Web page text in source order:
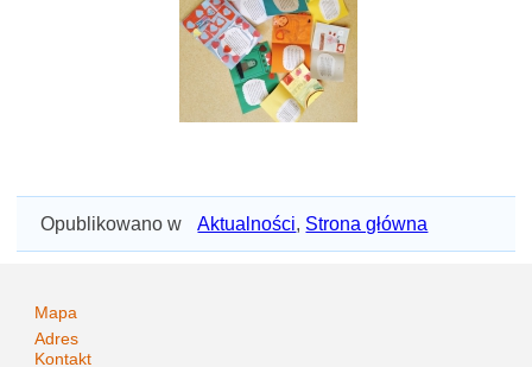
Opublikowano w Aktualności, Strona główna
Mapa
Adres
Kontakt